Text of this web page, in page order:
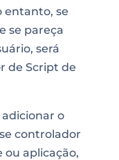
entanto, se
se pareça
será
de Script de
adicionar o
controlador
aplicação,